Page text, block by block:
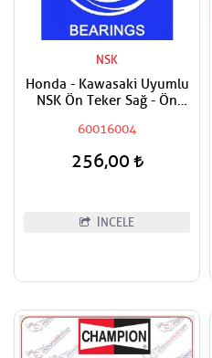
NSK
Honda - Kawasaki Uyumlu
NSK Ön Teker Sağ - Ön
Rulmanı - Bilyası
60016004
256,00
İNCELE